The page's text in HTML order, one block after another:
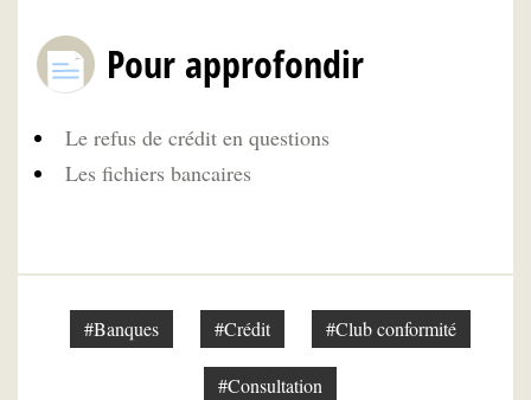
Pour approfondir
Le refus de crédit en questions
Les fichiers bancaires
#Banques #Crédit #Club conformité
#Consultation